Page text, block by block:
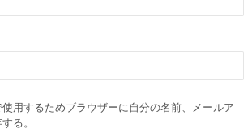
用するためブラウザーに自分の名前、メールア
る。